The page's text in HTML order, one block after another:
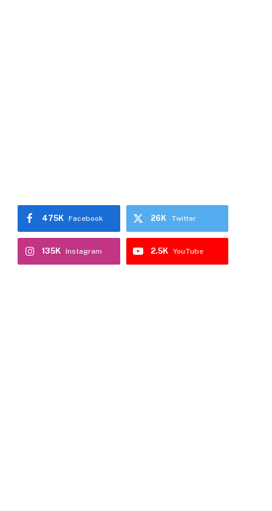
Facebook
475K Twitter
26K
Instagram
135K YouTube
2.5K